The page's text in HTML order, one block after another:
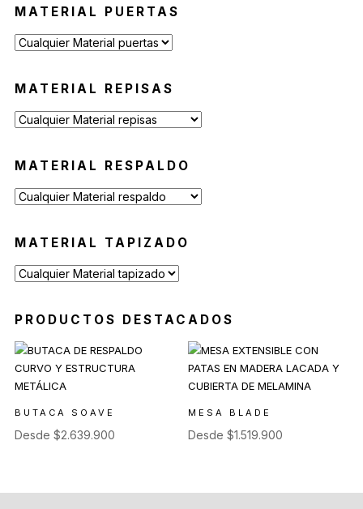
MATERIAL PUERTAS
MATERIAL REPISAS
MATERIAL RESPALDO
MATERIAL TAPIZADO
PRODUCTOS DESTACADOS
BUTACA SOAVE
Desde $2.639.900
MESA BLADE
Desde$1.519.900